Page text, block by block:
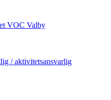
VOC Valby
/ aktivitetsansvarlig